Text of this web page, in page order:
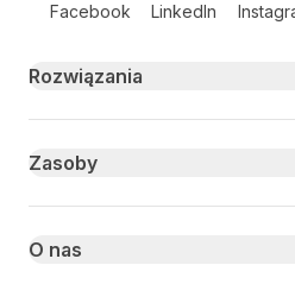
Facebook LinkedIn
Primary footer navigation
Rozwiązania
Zasoby
O nas